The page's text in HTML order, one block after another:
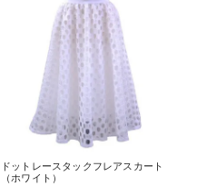
ドットレースタックフレアスカート
（ホワイト）